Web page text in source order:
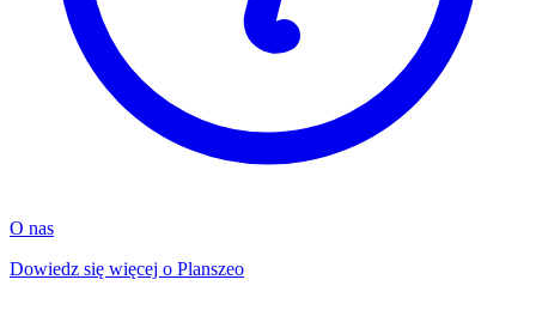
O nas
Dowiedz się więcej o Planszeo